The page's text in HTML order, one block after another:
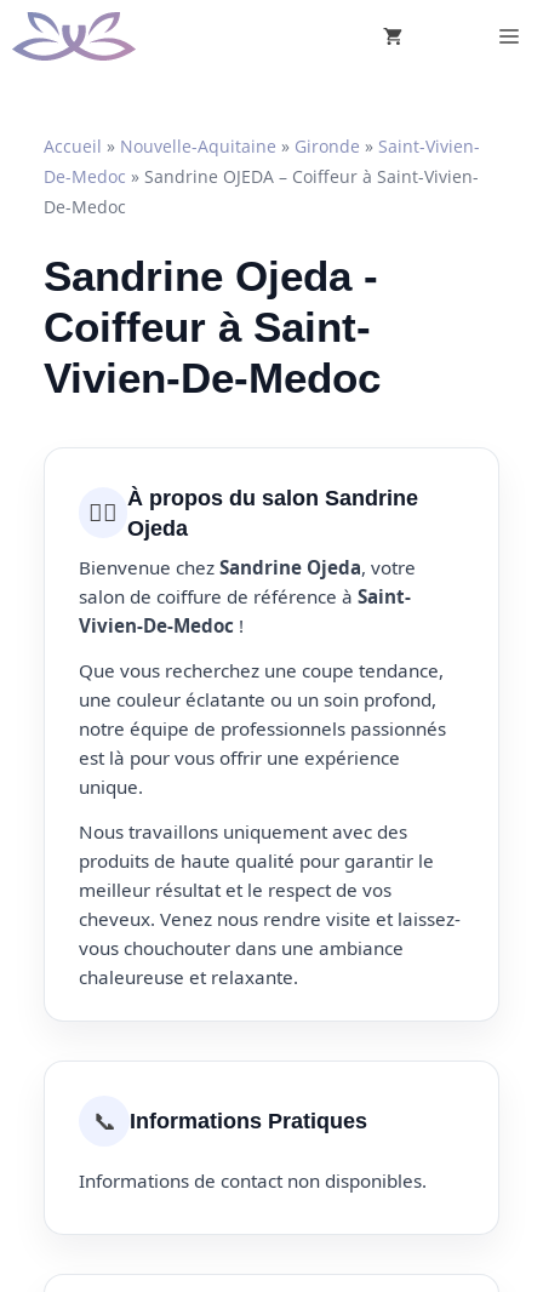
Aller
au
Accueil » Nouvelle-Aquitaine » Gironde » Saint-Vivien-
De-Medoc » Sandrine OJEDA – Coiffeur à Saint-Vivien-
De-Medoc
Sandrine Ojeda -
Coiffeur à Saint-
Vivien-De-Medoc
💇‍♀️ À propos du salon Sandrine
Ojeda
Bienvenue chez Sandrine Ojeda, votre
salon de coiffure de référence à Saint-
Vivien-De-Medoc !
Que vous recherchez une coupe tendance,
une couleur éclatante ou un soin profond,
notre équipe de professionnels passionnés
est là pour vous offrir une expérience
unique.
Nous travaillons uniquement avec des
produits de haute qualité pour garantir le
meilleur résultat et le respect de vos
cheveux. Venez nous rendre visite et laissez-
vous chouchouter dans une ambiance
chaleureuse et relaxante.
📞 Informations Pratiques
Informations de contact non disponibles.